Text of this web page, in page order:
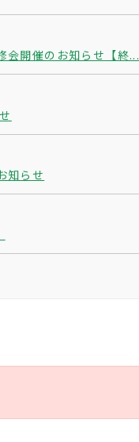
開催のお知らせ【終...
知らせ